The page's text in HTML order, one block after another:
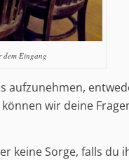
dem Eingang
können wir deine
keine Sorge, falls du